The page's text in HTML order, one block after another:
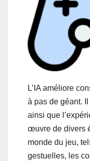
L’IA améliore
à pas de géant.
ainsi que
œuvre de divers
monde du jeu,
gestuelles, les